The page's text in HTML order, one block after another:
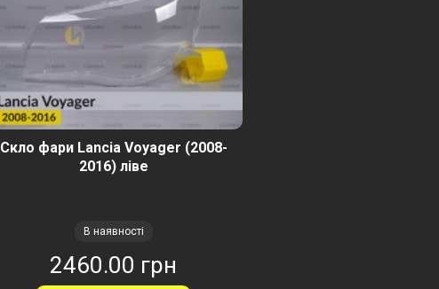
Скло фари Lancia Voyager (2008-
2016) ліве
В наявності
2460.00 грн